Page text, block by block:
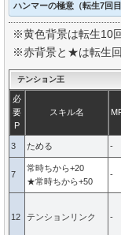
ハンマーの極意（転生7回目
※黄色背景は転生10
※赤背景と★は転生
テンション王
必
要
P
スキル名
3 ためる -
7
常時ちから+20
★常時ちから+50
-
12 テンションリンク -